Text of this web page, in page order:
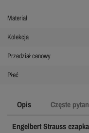
Opis Częste
Engelbert Strauss
Materiał
Kolekcja
Przedział cenowy
Płeć